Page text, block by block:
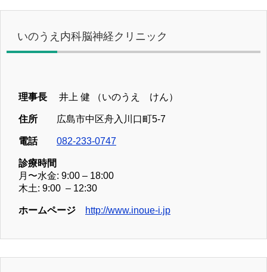
いのうえ内科脳神経クリニック
理事長 井上 健 （いのうえ けん）
住所 広島市中区舟入川口町5-7
電話 082-233-0747
診療時間
月〜水金: 9:00 – 18:00
木土: 9:00 – 12:30
ホームページ http://www.inoue-i.jp